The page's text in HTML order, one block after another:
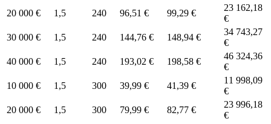
20 000 €
1,5 240 96,51 € 99,29 €
23 162,18
€
30 000 €
1,5 240 144,76 € 148,94 €
34 743,27
€
40 000 €
1,5 240 193,02 € 198,58 €
46 324,36
€
10 000 €
1,5 300 39,99 € 41,39 €
11 998,09
€
20 000 €
1,5 300 79,99 € 82,77 €
23 996,18
€